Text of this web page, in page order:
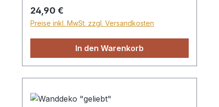
Trockenblumen, Federn usw. nach Lust
und Laune dekorieren – so sieht der
Wandkreis immer anders aus! 1 Schraube
im Lieferumfang enthalten
Regulärer Preis:
24,90 €
Preise inkl. MwSt. zzgl. Versandkosten
In den Warenkorb